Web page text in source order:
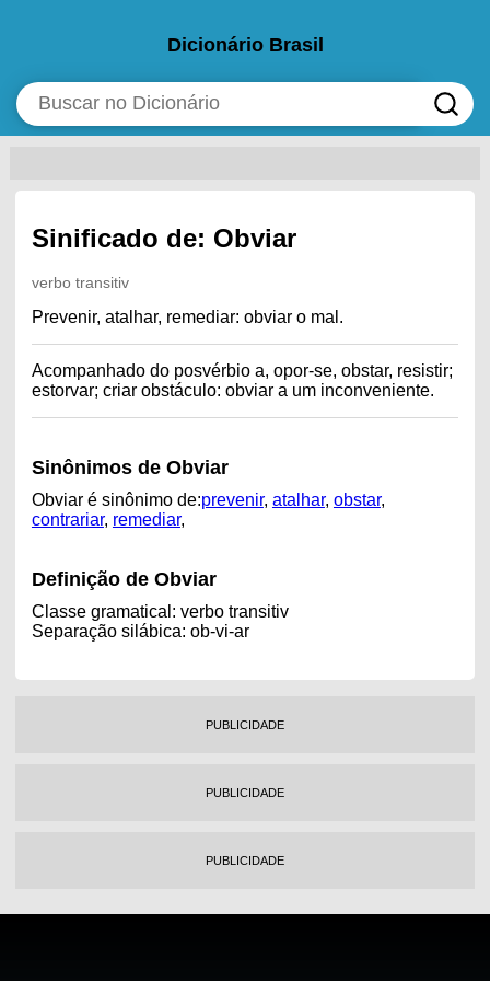
Dicionário Brasil
Sinificado de: Obviar
verbo transitiv
Prevenir, atalhar, remediar: obviar o mal.
Acompanhado do posvérbio a, opor-se, obstar, resistir;
estorvar; criar obstáculo: obviar a um inconveniente.
Sinônimos de Obviar
Obviar é sinônimo de:prevenir, atalhar, obstar,
contrariar, remediar,
Definição de Obviar
Classe gramatical: verbo transitiv
Separação silábica: ob-vi-ar
PUBLICIDADE
PUBLICIDADE
PUBLICIDADE